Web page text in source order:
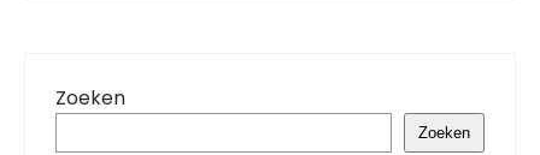
Zoeken
Zoeken